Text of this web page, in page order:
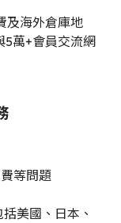
及海外倉庫地
5萬+會員交流網
等問題
括美國、日本、